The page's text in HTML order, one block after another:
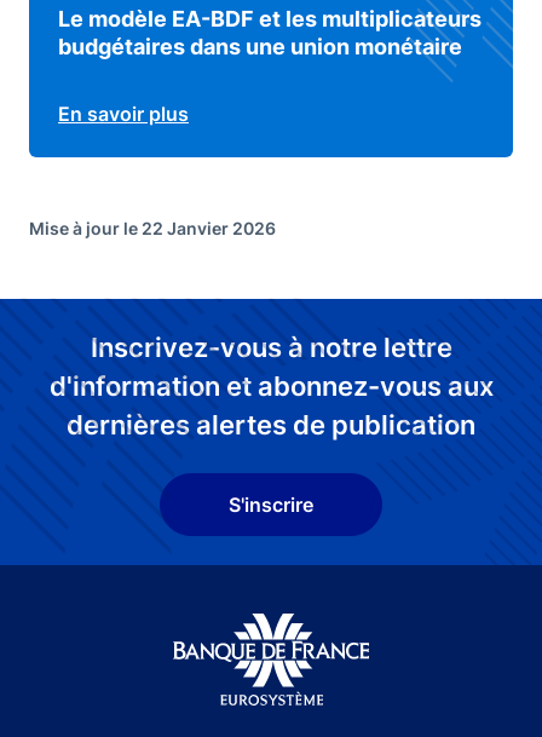
Le modèle EA-BDF et les multiplicateurs
budgétaires dans une union monétaire
En savoir plus
Mise à jour le 22 Janvier 2026
Inscrivez-vous à notre lettre
d'information et abonnez-vous aux
dernières alertes de publication
S'inscrire